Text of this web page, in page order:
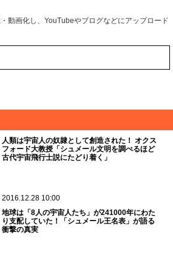
動画化し、YouTubeやブログなどにアップロード
人類は宇宙人の奴隷として創造された！ オクス
フォード大教授「シュメール文明を調べるほど
古代宇宙飛行士説にたどり着く」
2016.12.28 10:00
地球は「8人の宇宙人たち」が241000年にわた
り支配していた！「シュメール王名表」が語る
衝撃の真実